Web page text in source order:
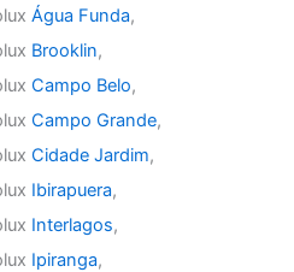
Água Funda,
Brooklin,
Campo Belo,
Campo Grande,
Cidade Jardim,
Ibirapuera,
Interlagos,
Ipiranga,